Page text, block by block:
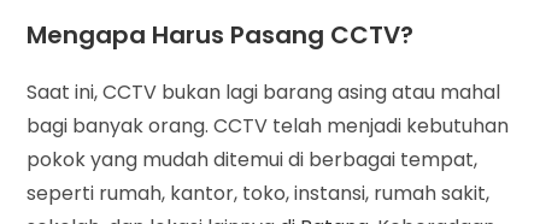
Mengapa Harus Pasang CCTV?
Saat ini, CCTV bukan lagi barang asing atau mahal
bagi banyak orang. CCTV telah menjadi kebutuhan
pokok yang mudah ditemui di berbagai tempat,
seperti rumah, kantor, toko, instansi, rumah sakit,